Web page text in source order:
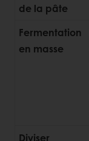
de la pâte
Fermentation
en masse
Diviser